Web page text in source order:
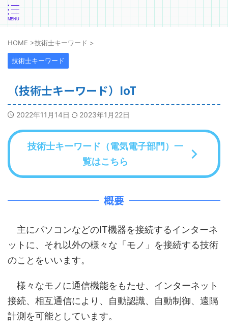
HOME >技術士キーワード >
技術士キーワード
（技術士キーワード）IoT
2022年11月14日 2023年1月22日
技術士キーワード（電気電子部門）一
覧はこちら
概要
主にパソコンなどのIT機器を接続するインターネ
ットに、それ以外の様々な「モノ」を接続する技術
のことをいいます。
様々なモノに通信機能をもたせ、インターネット
接続、相互通信により、自動認識、自動制御、遠隔
計測を可能としています。